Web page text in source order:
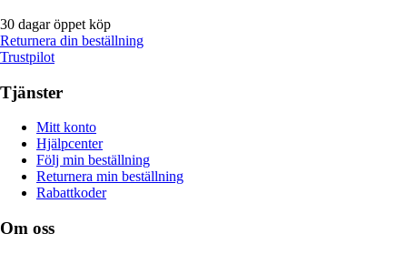
30 dagar öppet köp
Returnera din beställning
Trustpilot
Tjänster
Mitt konto
Hjälpcenter
Följ min beställning
Returnera min beställning
Rabattkoder
Om oss